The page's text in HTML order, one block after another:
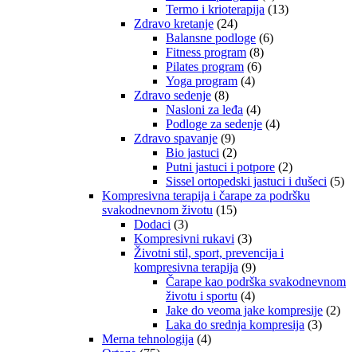
Termo i krioterapija (13)
Zdravo kretanje (24)
Balansne podloge (6)
Fitness program (8)
Pilates program (6)
Yoga program (4)
Zdravo sedenje (8)
Nasloni za leđa (4)
Podloge za sedenje (4)
Zdravo spavanje (9)
Bio jastuci (2)
Putni jastuci i potpore (2)
Sissel ortopedski jastuci i dušeci (5)
Kompresivna terapija i čarape za podršku
svakodnevnom životu (15)
Dodaci (3)
Kompresivni rukavi (3)
Životni stil, sport, prevencija i
kompresivna terapija (9)
Čarape kao podrška svakodnevnom
životu i sportu (4)
Jake do veoma jake kompresije (2)
Laka do srednja kompresija (3)
Merna tehnologija (4)